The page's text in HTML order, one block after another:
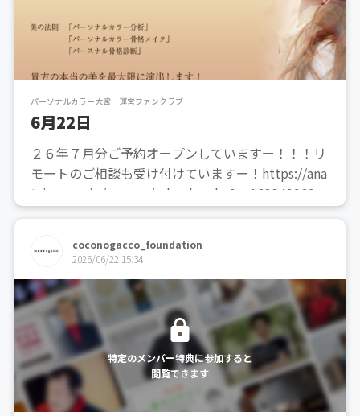
パーソナルカラー大宮 運営ファンクラブ
6月22日
２６年７月分ご予約オープンしていますー！！！リ
モートのご相談も受け付けていますー！https://ana
tairo.resv.jp/reserve/calendar.php?x=1633499698
御質問などは下記、お問い合わせフォームからお願
coconogacco_foundation
2026/06/22 15:34
特定のメンバー特典に参加すると
閲覧できます